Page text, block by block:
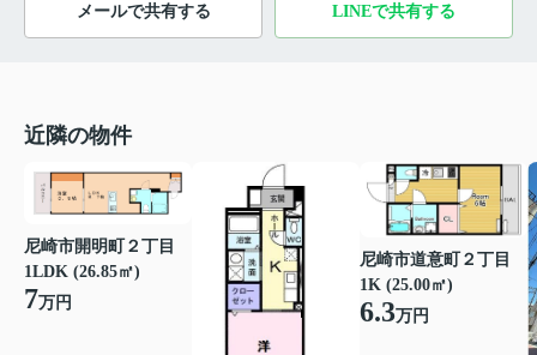
メールで共有する LINEで共有する
近隣の物件
尼崎市開明町２丁目
1LDK (26.85㎡)
7万円
尼崎市道意町２丁目
1K (25.00㎡)
6.3万円